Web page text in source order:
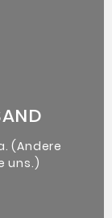
(Andere
uns.)